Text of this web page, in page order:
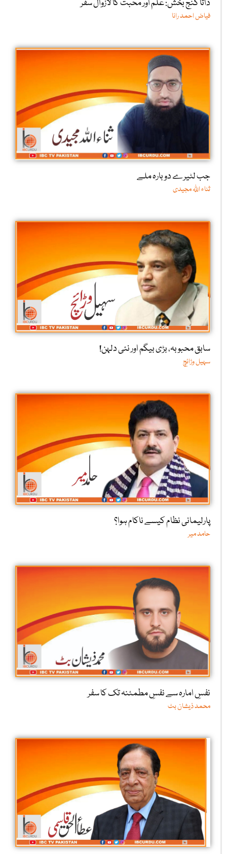
داتا گنج بخشؒ: علم اور محبت کا لازوال سفر
فیاض احمد رانا
جب لٹیرے دوبارہ ملے
ثناء اللّٰہ مجیدی
سابق محبوبہ، بڑی بیگم اور نئی دلہن!
سہیل وڑائچ
پارلیمانی نظام کیسے ناکام ہوا؟
حامد میر
نفسِ امارہ سے نفسِ مطمئنہ تک کا سفر
محمد ذیشان بٹ